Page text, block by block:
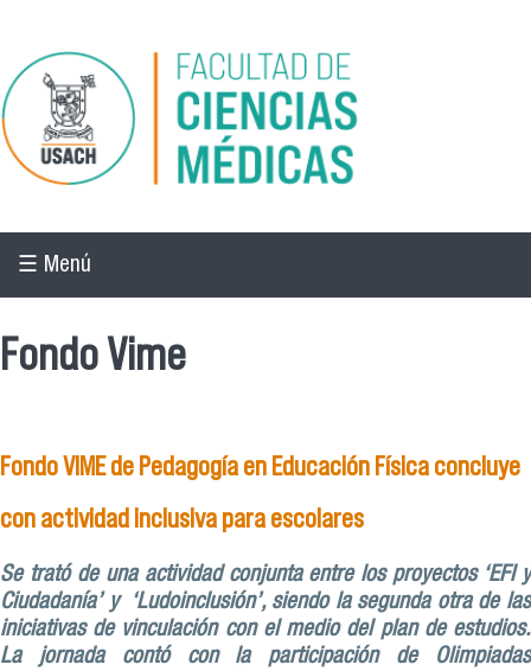
Pasar al contenido principal
☰ Menú
Fondo Vime
Fondo VIME de Pedagogía en Educación Física concluye
con actividad inclusiva para escolares
Se trató de una actividad conjunta entre los proyectos ‘EFI y
Ciudadanía’ y ‘Ludoinclusión’, siendo la segunda otra de las
iniciativas de vinculación con el medio del plan de estudios.
La jornada contó con la participación de Olimpiadas